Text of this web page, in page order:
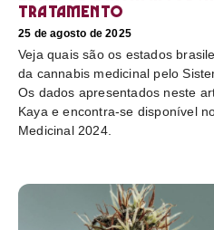
tratamento
25 de agosto de 2025
Veja quais são os estados
da cannabis medicinal pelo
Os dados apresentados neste
Kaya e encontra-se disponível
Medicinal 2024.